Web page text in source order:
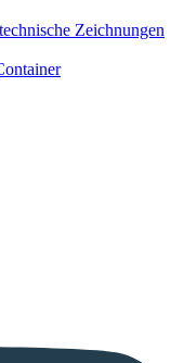
Zeichnungen